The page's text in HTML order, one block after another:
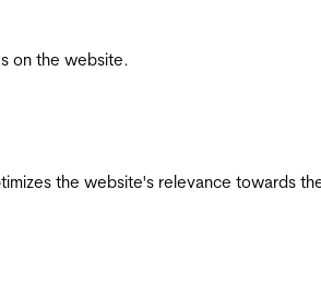
on the website.
the website's relevance towards